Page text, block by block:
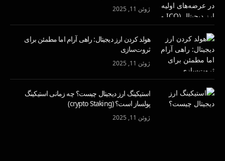
ژوئن 11, 2025
هولد کردن ارز دیجیتال: راهی آرام اما مطمئن برای
ثروت‌سازی
ژوئن 11, 2025
استیکینگ ارز دیجیتال چیست؟ چه زمانی استیکینگ
پولساز است؟ (crypto Staking)
ژوئن 11, 2025